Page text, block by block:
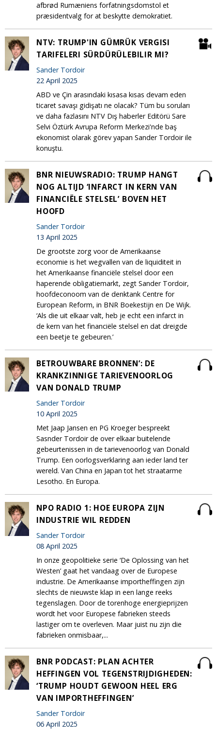
afbrød Rumæniens forfatningsdomstol et
præsidentvalg for at beskytte demokratiet.
NTV: TRUMP'IN GÜMRÜK VERGISI
TARIFELERI SÜRDÜRÜLEBILIR MI?
Sander Tordoir
22 April 2025
ABD ve Çin arasındaki kısasa kısas devam eden
ticaret savaşı gidişatı ne olacak? Tüm bu soruları
ve daha fazlasını NTV Dış haberler Editörü Sare
Selvi Öztürk Avrupa Reform Merkezi'nde baş
ekonomist olarak görev yapan Sander Tordoir ile
konuştu.
BNR NIEUWSRADIO: TRUMP HANGT
NOG ALTIJD ‘INFARCT IN KERN VAN
FINANCIËLE STELSEL’ BOVEN HET
HOOFD
Sander Tordoir
13 April 2025
De grootste zorg voor de Amerikaanse
economie is het wegvallen van de liquiditeit in
het Amerikaanse financiële stelsel door een
haperende obligatiemarkt, zegt Sander Tordoir,
hoofdeconoom van de denktank Centre for
European Reform, in BNR Boekestijn en De Wijk.
‘Als die uit elkaar valt, heb je echt een infarct in
de kern van het financiële stelsel en dat dreigde
een beetje te gebeuren.’
BETROUWBARE BRONNEN’: DE
KRANKZINNIGE TARIEVENOORLOG
VAN DONALD TRUMP
Sander Tordoir
10 April 2025
Met Jaap Jansen en PG Kroeger bespreekt
Sasnder Tordoir de over elkaar buitelende
gebeurtenissen in de tarievenoorlog van Donald
Trump. Een oorlogsverklaring aan ieder land ter
wereld. Van China en Japan tot het straatarme
Lesotho. En Europa.
NPO RADIO 1: HOE EUROPA ZIJN
INDUSTRIE WIL REDDEN
Sander Tordoir
08 April 2025
In onze geopolitieke serie ‘De Oplossing van het
Westen’ gaat het vandaag over de Europese
industrie. De Amerikaanse importheffingen zijn
slechts de nieuwste klap in een lange reeks
tegenslagen. Door de torenhoge energieprijzen
wordt het voor Europese fabrieken steeds
lastiger om te overleven. Maar juist nu zijn die
fabrieken onmisbaar,...
BNR PODCAST: PLAN ACHTER
HEFFINGEN VOL TEGENSTRIJDIGHEDEN:
‘TRUMP HOUDT GEWOON HEEL ERG
VAN IMPORTHEFFINGEN’
Sander Tordoir
06 April 2025